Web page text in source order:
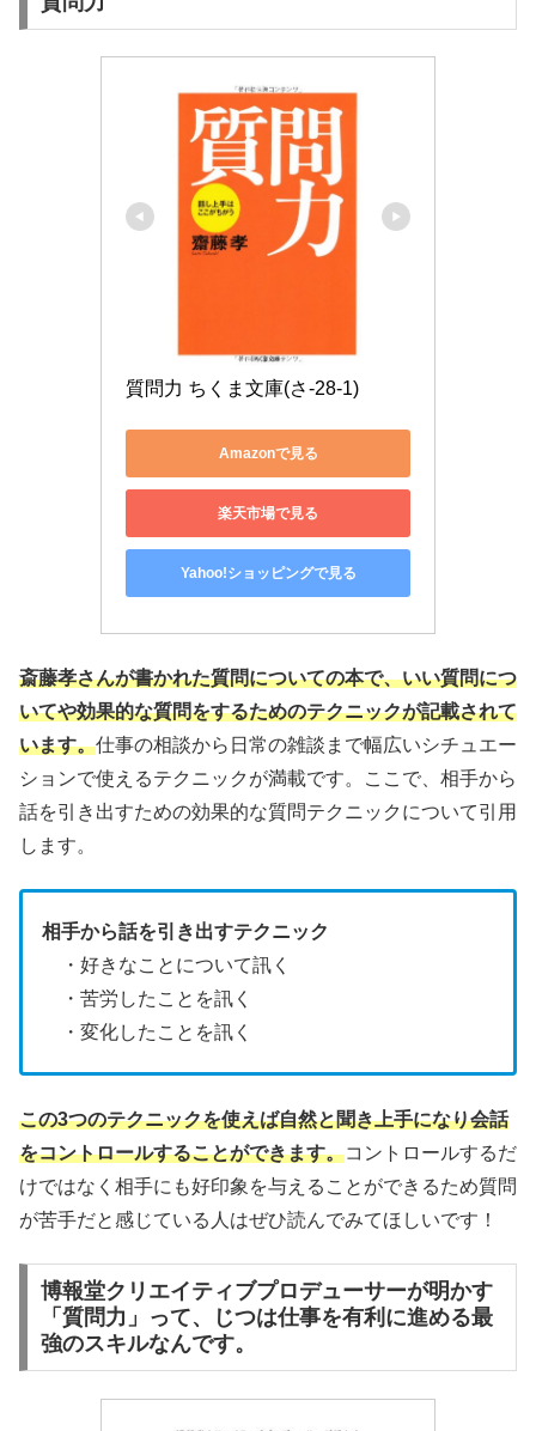
質問力 ちくま文庫(さ-28-1)
Amazonで見る
楽天市場で見る
Yahoo!ショッピングで見る
斎藤孝さんが書かれた質問についての本で、いい質問につ
いてや効果的な質問をするためのテクニックが記載されて
います。仕事の相談から日常の雑談まで幅広いシチュエー
ションで使えるテクニックが満載です。ここで、相手から
話を引き出すための効果的な質問テクニックについて引用
します。
相手から話を引き出すテクニック
・好きなことについて訊く
・苦労したことを訊く
・変化したことを訊く
この3つのテクニックを使えば自然と聞き上手になり会話
をコントロールすることができます。コントロールするだ
けではなく相手にも好印象を与えることができるため質問
が苦手だと感じている人はぜひ読んでみてほしいです！
博報堂クリエイティブプロデューサーが明かす
「質問力」って、じつは仕事を有利に進める最
強のスキルなんです。